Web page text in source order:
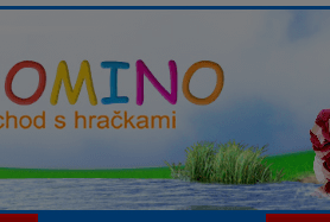
s hračkami